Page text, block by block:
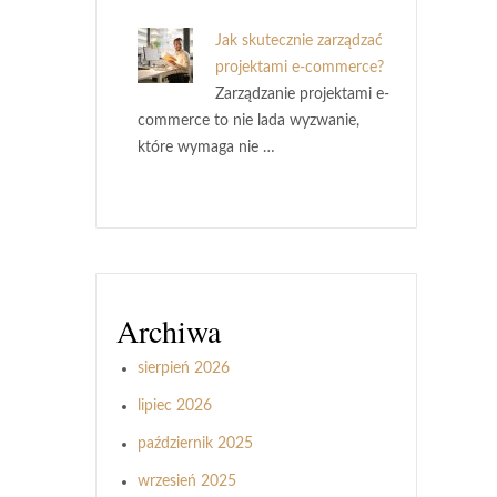
Jak skutecznie zarządzać
projektami e-commerce?
Zarządzanie projektami e-
commerce to nie lada wyzwanie,
które wymaga nie …
Archiwa
sierpień 2026
lipiec 2026
październik 2025
wrzesień 2025